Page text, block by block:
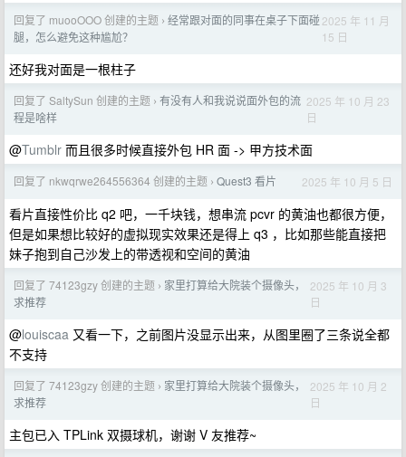
回复了 muooOOO 创建的主题 › 经常跟对面的同事在桌子下面碰
腿，怎么避免这种尴尬？
2025 年 11 月
15 日
还好我对面是一根柱子
回复了 SaltySun 创建的主题 › 有没有人和我说说面外包的流
程是啥样
2025 年 10 月 23
日
@Tumblr 而且很多时候直接外包 HR 面 -> 甲方技术面
回复了 nkwqrwe264556364 创建的主题 › Quest3 看片 2025 年 10 月 5 日
看片直接性价比 q2 吧，一千块钱，想串流 pcvr 的黄油也都很方便，
但是如果想比较好的虚拟现实效果还是得上 q3 ，比如那些能直接把
妹子抱到自己沙发上的带透视和空间的黄油
回复了 74123gzy 创建的主题 › 家里打算给大院装个摄像头，
求推荐
2025 年 10 月 3
日
@louiscaa 又看一下，之前图片没显示出来，从图里圈了三条说全都
不支持
回复了 74123gzy 创建的主题 › 家里打算给大院装个摄像头，
求推荐
2025 年 10 月 2
日
主包已入 TPLink 双摄球机，谢谢 V 友推荐~